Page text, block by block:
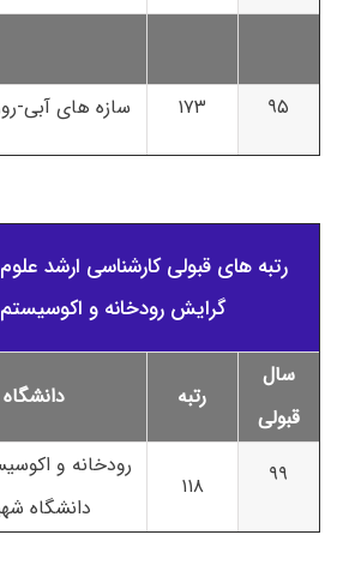
۹۵ ۱۷۳ سازه های آبی-
رتبه های قبولی کارشناسی ارشد
گرایش رودخانه و
سال
قبولی
رتبه
۹۹ ۱۱۸
رودخانه و
دانشگاه